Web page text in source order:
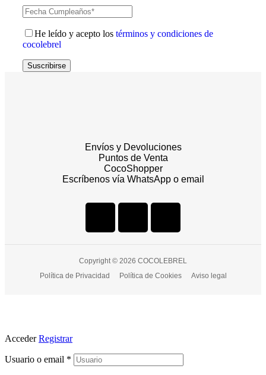
He leído y acepto los términos y condiciones de
cocolebrel
Suscribirse
Envíos y Devoluciones
Puntos de Venta
CocoShopper
Escríbenos vía WhatsApp o email
Copyright © 2026 COCOLEBREL
Política de Privacidad
Política de Cookies Aviso legal
Acceder Registrar
Usuario o email *